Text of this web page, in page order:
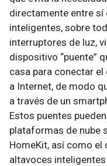
directamente entre sí
inteligentes, sobre
interruptores de luz,
dispositivo “puente”
casa para conectar
a Internet, de modo
a través de un
Estos puentes
plataformas de nube
HomeKit, así como
altavoces